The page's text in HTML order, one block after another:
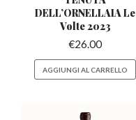
DELL’ORNELLAIALe
Volte 2023
€26.00
AGGIUNGI AL CARRELLO